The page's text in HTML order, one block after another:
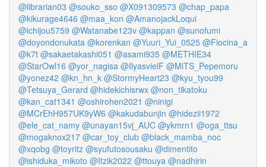
@librarian03 @souko_sso @X091309573 @chap_papa
@kikurage4646 @maa_kon @AmanojackLoqui
@ichijou5759 @Watanabe123v @kappan @sunofumi
@doyondonukata @korenkan @Yuuri_Yui_0525 @Fiocina_a
@k7t @sakaetakashi051 @asami935 @METHIE34
@StarOwl16 @yor_nagisa @IlyasvielF @MiTS_Pepemoru
@yonez42 @kn_hn_k @StormyHeart23 @kyu_tyou99
@Tetsuya_Gerard @hidekichisrwx @non_tikatoku
@kan_cat1341 @oshirohen2021 @ninigi
@MCrEhH957UK9yW6 @kakudabunjin @hidezii1972
@ele_cat_namy @unayan15vj_AUC @ykmrn1 @oga_ttsu
@mogaknox217 @car_toy_club @black_mamba_noc
@xqobg @toyritz @syufutosousaku @dimentito
@ishiduka_mikoto @Itzik2022 @ttouya @nadhirin